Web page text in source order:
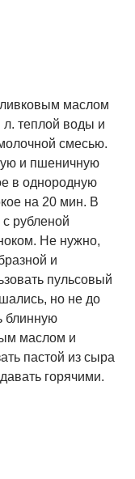
маслом
л. теплой воды и
смесью.
и пшеничную
в однородную
на 20 мин. В
рубленой
Не нужно,
и
пульсовый
но не до
блинную
маслом и
пастой из сыра
горячими.